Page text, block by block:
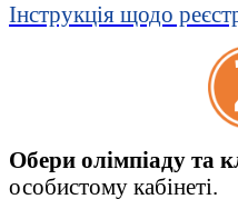
Інструкція щодо
Обери олімпіаду та
особистому кабінеті.